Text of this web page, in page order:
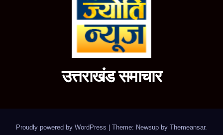
उत्तराखंड समाचार
Proudly powered by WordPress Theme: Newsup by Themeansar.